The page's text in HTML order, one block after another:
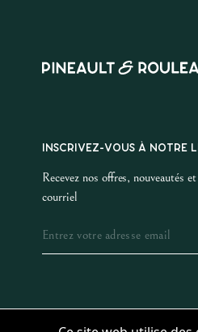
INSCRIVEZ-VOUS À NOTRE
Recevez nos offres, nouveautés
courriel